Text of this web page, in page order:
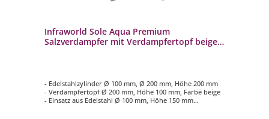
Infraworld Sole Aqua Premium
Salzverdampfer mit Verdampfertopf beige
- Edelstahlzylinder Ø 100 mm, Ø 200 mm, Höhe 200 mm
- Verdampfertopf Ø 200 mm, Höhe 100 mm, Farbe beige
- Einsatz aus Edelstahl Ø 100 mm, Höhe 150 mm